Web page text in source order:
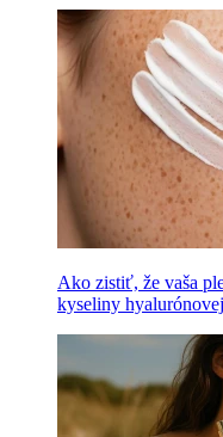
Ako zistiť, že vaša
kyseliny